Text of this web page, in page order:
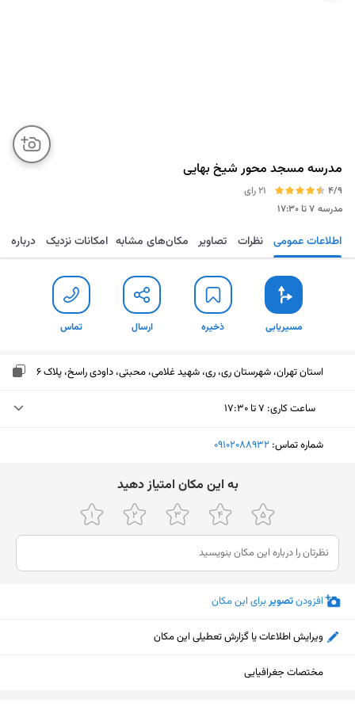
مدرسه مسجد محور شیخ بهایی
4/9
21 رای
مدرسه ۷ تا ۱۷:۳۰
مسیریابی ذخیره ارسال تماس اطلاعات عمومی نظرات تصاویر مکان‌های مشابه امکانات نزدیک درباره
مسیریابی ذخیره ارسال تماس
استان تهران، شهرستان ری، ری، شهید غلامی، محبتی، داودی راسخ، پلاک 6
ساعت کاری: ۷ تا ۱۷:۳۰
چهارشنبه (امروز)
شنبه
۷ تا ۱۷:۳۰
یکشنبه
۷ تا ۱۷:۳۰
دوشنبه
سه‌شنبه
شماره تماس: ‎09102088932
ﺑﻪ اﯾﻦ ﻣﮑﺎن اﻣﺘﯿﺎز دﻫﯿﺪ
افزودنتصویربرای این مکان
ویرایش اطلاعات یا گزارش تعطیلی این مکان
مختصات جغرافیایی